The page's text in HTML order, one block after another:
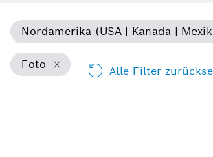
Nordamerika (USA | Kanada |
Foto Alle Filter